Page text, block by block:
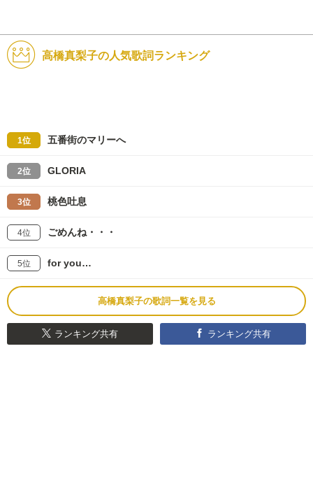
高橋真梨子の人気歌詞ランキング
1位 五番街のマリーへ
2位 GLORIA
3位 桃色吐息
4位 ごめんね・・・
5位 for you…
高橋真梨子の歌詞一覧を見る
ランキング共有 ランキング共有